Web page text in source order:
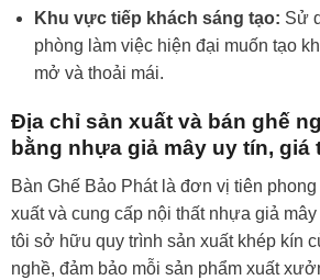
Khu vực tiếp khách sáng tạo: Sử
phòng làm việc hiện đại muốn tạo
mở và thoải mái.
Địa chỉ sản xuất và bán ghế
bằng nhựa giả mây uy tín, giá
Bàn Ghế Bảo Phát là đơn vị tiên
xuất và cung cấp nội thất nhựa giả
tôi sở hữu quy trình sản xuất khép kín
nghề, đảm bảo mỗi sản phẩm xuất